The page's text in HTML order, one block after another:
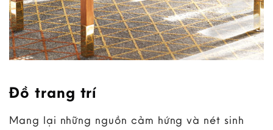
Đồ trang trí
Mang lại những nguồn cảm hứng và nét sinh